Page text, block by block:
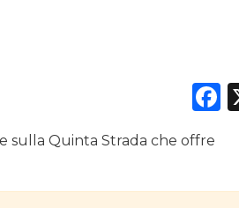
sulla Quinta Strada che offre